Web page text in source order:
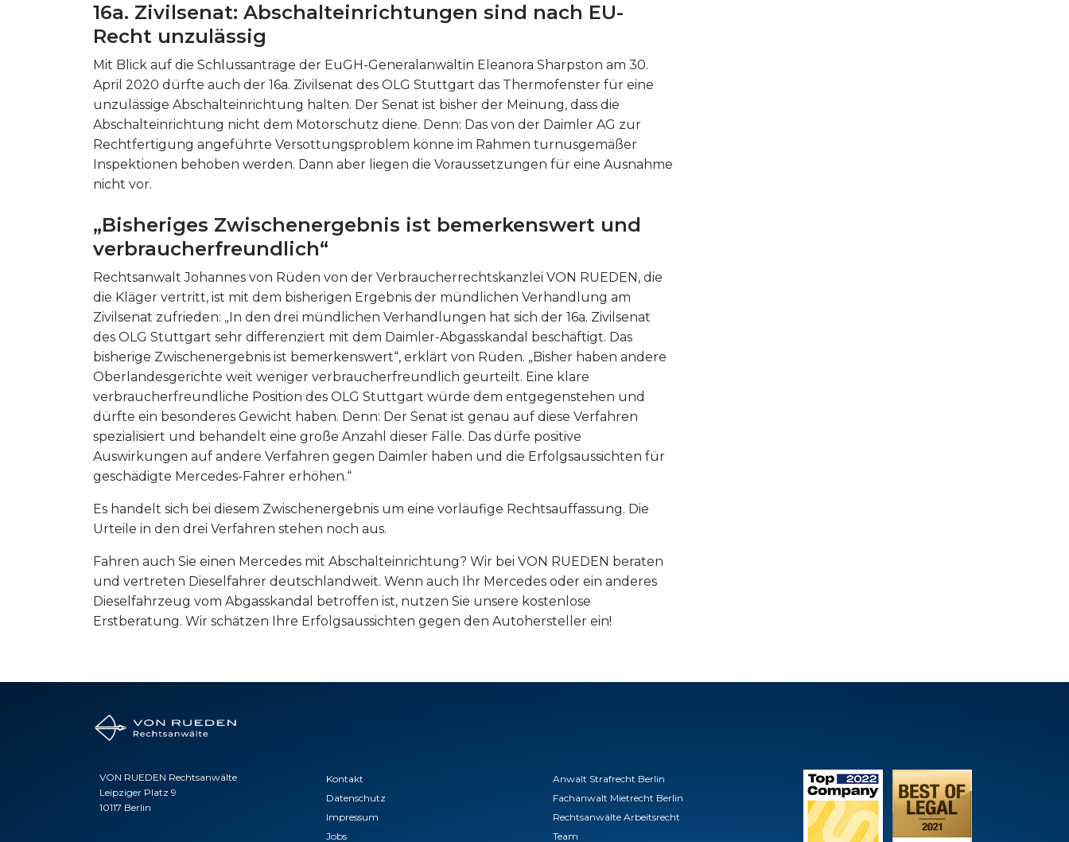
16a. Zivilsenat: Abschalteinrichtungen sind nach EU-
Recht unzulässig
Mit Blick auf die Schlussanträge der EuGH-Generalanwältin Eleanora Sharpston am 30.
April 2020 dürfte auch der 16a. Zivilsenat des OLG Stuttgart das Thermofenster für eine
unzulässige Abschalteinrichtung halten. Der Senat ist bisher der Meinung, dass die
Abschalteinrichtung nicht dem Motorschutz diene. Denn: Das von der Daimler AG zur
Rechtfertigung angeführte Versottungsproblem könne im Rahmen turnusgemäßer
Inspektionen behoben werden. Dann aber liegen die Voraussetzungen für eine Ausnahme
nicht vor.
„Bisheriges Zwischenergebnis ist bemerkenswert und
verbraucherfreundlich“
Rechtsanwalt Johannes von Rüden von der Verbraucherrechtskanzlei VON RUEDEN, die
die Kläger vertritt, ist mit dem bisherigen Ergebnis der mündlichen Verhandlung am
Zivilsenat zufrieden: „In den drei mündlichen Verhandlungen hat sich der 16a. Zivilsenat
des OLG Stuttgart sehr differenziert mit dem Daimler-Abgasskandal beschäftigt. Das
bisherige Zwischenergebnis ist bemerkenswert“, erklärt von Rüden. „Bisher haben andere
Oberlandesgerichte weit weniger verbraucherfreundlich geurteilt. Eine klare
verbraucherfreundliche Position des OLG Stuttgart würde dem entgegenstehen und
dürfte ein besonderes Gewicht haben. Denn: Der Senat ist genau auf diese Verfahren
spezialisiert und behandelt eine große Anzahl dieser Fälle. Das dürfe positive
Auswirkungen auf andere Verfahren gegen Daimler haben und die Erfolgsaussichten für
geschädigte Mercedes-Fahrer erhöhen.“
Es handelt sich bei diesem Zwischenergebnis um eine vorläufige Rechtsauffassung. Die
Urteile in den drei Verfahren stehen noch aus.
Fahren auch Sie einen Mercedes mit Abschalteinrichtung? Wir bei VON RUEDEN beraten
und vertreten Dieselfahrer deutschlandweit. Wenn auch Ihr Mercedes oder ein anderes
Dieselfahrzeug vom Abgasskandal betroffen ist, nutzen Sie unsere kostenlose
Erstberatung. Wir schätzen Ihre Erfolgsaussichten gegen den Autohersteller ein!
VON RUEDEN Rechtsanwälte
Leipziger Platz 9
10117 Berlin
Kontakt
Datenschutz
Impressum
Jobs
Anwalt Strafrecht Berlin
Fachanwalt Mietrecht Berlin
Rechtsanwälte Arbeitsrecht
Team